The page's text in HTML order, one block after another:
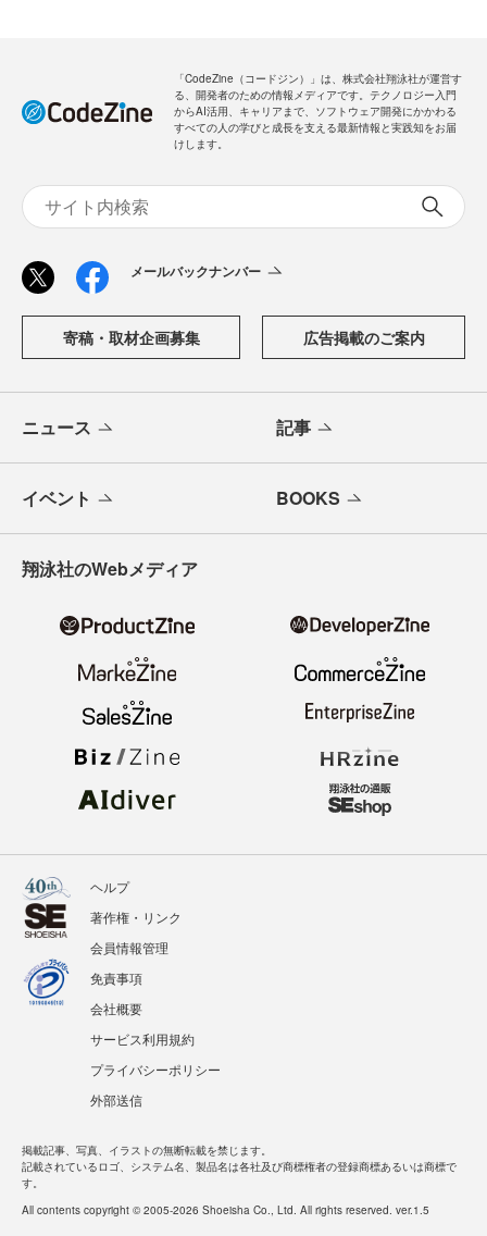
「CodeZine（コードジン）」は、株式会社翔泳社が運営す
る、開発者のための情報メディアです。テクノロジー入門
からAI活用、キャリアまで、ソフトウェア開発にかかわる
すべての人の学びと成長を支える最新情報と実践知をお届
けします。
メールバックナンバー
寄稿・取材企画募集 広告掲載のご案内
ニュース 記事
イベント BOOKS
翔泳社のWebメディア
ヘルプ
著作権・リンク
会員情報管理
免責事項
会社概要
サービス利用規約
プライバシーポリシー
外部送信
掲載記事、写真、イラストの無断転載を禁じます。
記載されているロゴ、システム名、製品名は各社及び商標権者の登録商標あるいは商標で
す。
All contents copyright © 2005-2026 Shoeisha Co., Ltd. All rights reserved. ver.1.5